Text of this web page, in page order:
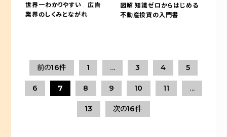
世界一わかりやすい 広告
業界のしくみとながれ
図解 知識ゼロからはじめる
不動産投資の入門書
前の16件 1 ... 3 4 5
6 7 8 9 10 11 ...
13 次の16件